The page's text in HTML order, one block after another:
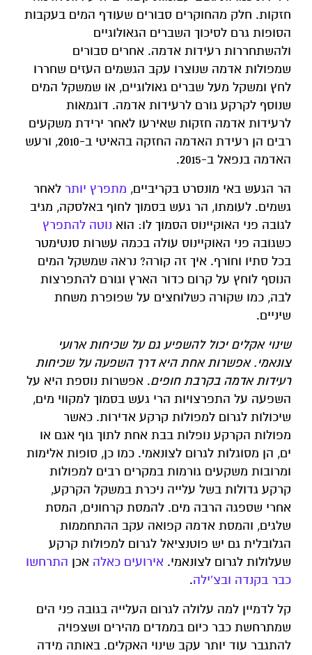
חזקות. חלק מהחוקרים סבורים שעודף המים בעקבות
הסופות גרם לסיכוך השברים הגאולוגיים
ולהשתחררות רעידות אדמה. אחרים סבורים
שמפולות אדמה שנוצרו עקב הגשמים העזים שחררו
לחץ ומשקל מעל שברים גאולוגיים, או שמשקל המים
שנוסף לקרקע גורם לרעידות אדמה. דוגמאות
לרעידות אדמה חזקות שאירעו לאחר ירידת משקעים
רבים הן רעידת האדמה החזקה בהאיטי ב-2010, ורעש
האדמה בנפאל ב-2015.
הר הגעש באי מונסרט בקריביים, מתפרץ יותר לאחר
גשמים. לעומתו, הר געש בסמוך לחוף באלסקה, מגיב
לגובה פני האוקיינוס הסמוך לו: הוא נוטה להתפרץ
כשגובה פני האוקיינוס עולה בכמה עשרות סנטימטר
בכל סתיו וחורף. איך זה קורה? נראה שמשקל המים
הנוסף לוחץ על קרום כדור הארץ וגורם להתפרצות
לבה, כמו שקורה כשלוחצים על שפופרת משחת
שיניים.
שינוי אקלים יכול להשפיע גם על שכיחות ארועי
צונאמי. אפשרות אחת היא דרך השפעה על שכיחות
רעידות אדמה בקרבת חופים. אפשרות נוספת היא על
השפעה על התפרצויות הרי געש בסמוך למקווי מים,
שיכולות לגרום למפולות קרקע אדירות. כאשר
מפולות הקרקע נופלות בבת אחת לתוך גוף אגם או
ים, הן מסוגלות לגרום לצונאמי. כמו כן, סופות אלימות
ומרובות משקעים גורמות במקרים רבים למפולות
קרקע גדולות בשל עלייה ניכרת במשקל הקרקע,
אחרי שספגה הרבה מים. להמסת קרחונים, המסת
שלגים, והמסת אדמה קפואה עקב ההתחממות
הגלובלית גם יש פוטנציאל לגרום למפולות קרקע
שעלולות לגרום לצונאמי. אירועים כאלה אכן התרחשו
כבר בקנדה ובצ'ילה.
קל לדמיין למה עלולה לגרום העלייה בגובה פני הים
שמתרחשת כבר כיום בממדים מהירים ושצפויה
להתגבר עוד יותר עקב שינוי האקלים. באותה מידה